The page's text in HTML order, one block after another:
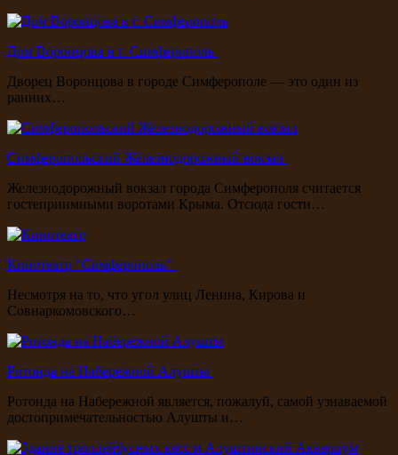
Дом Воронцова в г. Симферополь
Дворец Воронцова в городе Симферополе — это один из
ранних…
Симферопольский Железнодорожный вокзал
Железнодорожный вокзал города Симферополя считается
гостеприимными воротами Крыма. Отсюда гости…
Кинотеатр "Симферополь"
Несмотря на то, что угол улиц Ленина, Кирова и
Совнаркомовского…
Ротонда на Набережной Алушты
Ротонда на Набережной является, пожалуй, самой узнаваемой
достопримечательностью Алушты и…